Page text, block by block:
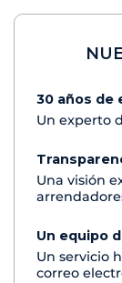
30 años de
Un experto
Una visión
Un equipo
Un servicio
correo